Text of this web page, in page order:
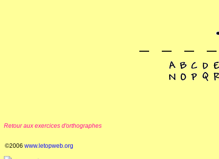
Retour aux exercices d'orthographes
©2006 www.letopweb.org